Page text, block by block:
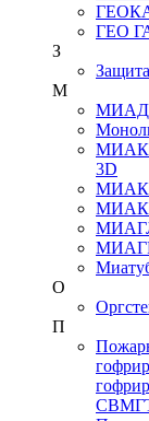
ГЕО
З
М
3D
О
П